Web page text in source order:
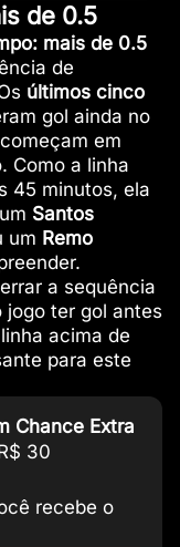
de 0.5
mais de 0.5
de
últimos cinco
gol ainda no
em
Como a linha
45 minutos, ela
Santos
um Remo
a sequência
jogo ter gol antes
acima de
para este
Chance Extra
30
recebe o